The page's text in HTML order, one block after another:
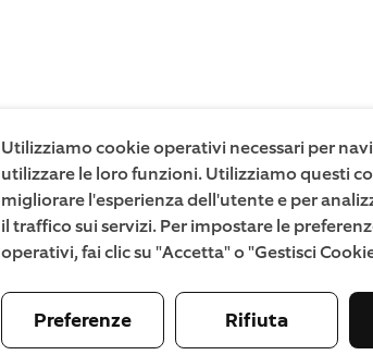
Utilizziamo cookie operativi necessari per
utilizzare le loro funzioni. Utilizziamo questi
migliorare l'esperienza dell'utente e per
il traffico sui servizi. Per impostare le
operativi, fai clic su "Accetta" o "Gestisci
Preferenze Rifiuta